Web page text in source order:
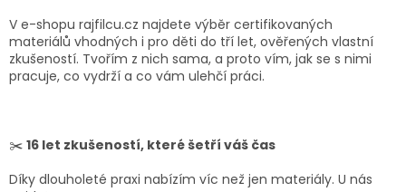
V e-shopu rajfilcu.cz najdete výběr certifikovaných
materiálů vhodných i pro děti do tří let, ověřených vlastní
zkušeností. Tvořím z nich sama, a proto vím, jak se s nimi
pracuje, co vydrží a co vám ulehčí práci.
✂️ 16 let zkušeností, které šetří váš čas
Díky dlouholeté praxi nabízím víc než jen materiály. U nás